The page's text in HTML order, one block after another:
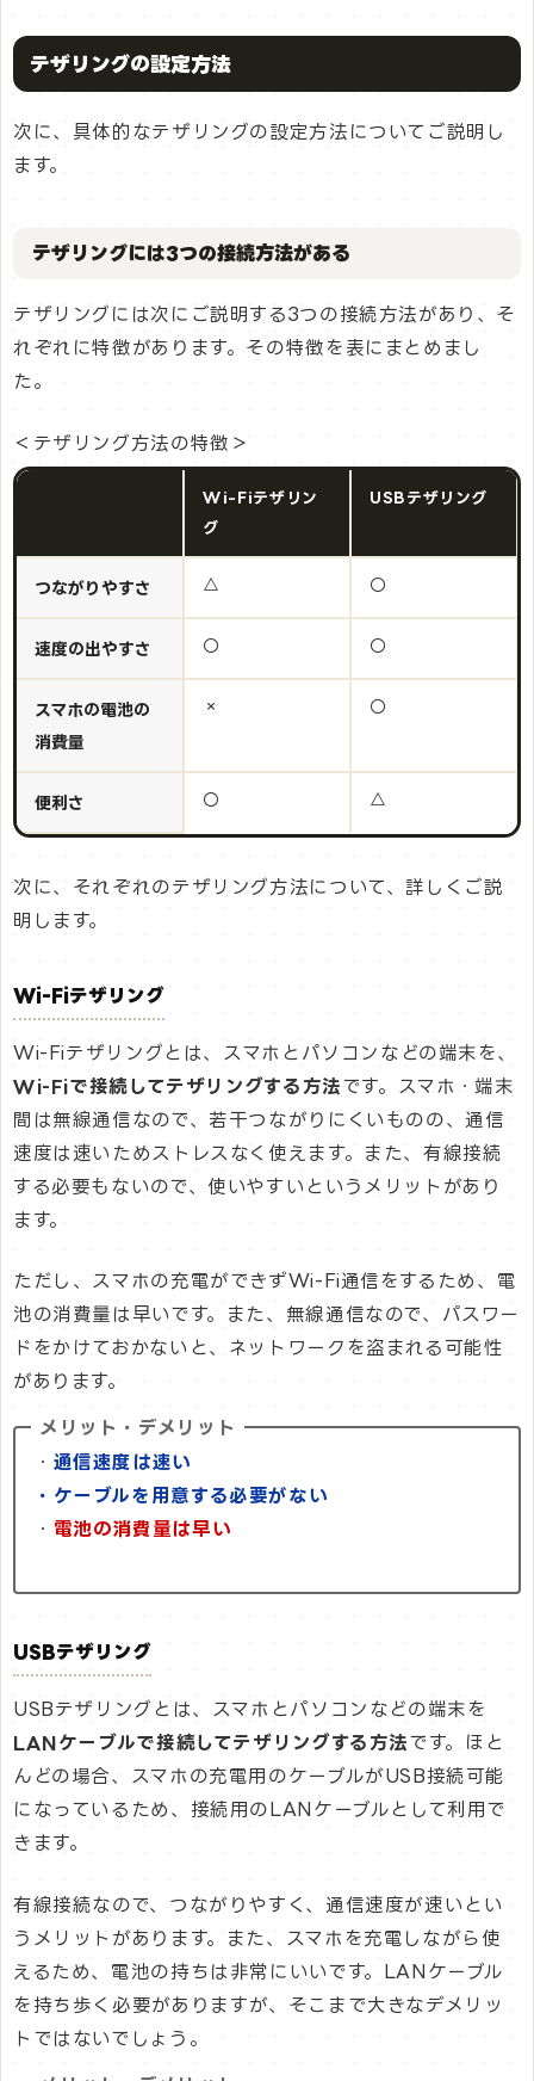
テザリングの設定方法
次に、具体的なテザリングの設定方法についてご説明し
ます。
テザリングには3つの接続方法がある
テザリングには次にご説明する3つの接続方法があり、そ
れぞれに特徴があります。その特徴を表にまとめまし
た。
＜テザリング方法の特徴＞
Wi-Fiテザリン
グ
USBテザリング
つながりやすさ △ 〇
速度の出やすさ 〇 〇
スマホの電池の
消費量
× 〇
便利さ 〇 △
次に、それぞれのテザリング方法について、詳しくご説
明します。
Wi-Fiテザリング
Wi-Fiテザリングとは、スマホとパソコンなどの端末を、
Wi-Fiで接続してテザリングする方法です。スマホ・端末
間は無線通信なので、若干つながりにくいものの、通信
速度は速いためストレスなく使えます。また、有線接続
する必要もないので、使いやすいというメリットがあり
ます。
ただし、スマホの充電ができずWi-Fi通信をするため、電
池の消費量は早いです。また、無線通信なので、パスワー
ドをかけておかないと、ネットワークを盗まれる可能性
があります。
メリット・デメリット
・ 通信速度は速い
・ケーブルを用意する必要がない
・ 電池の消費量は早い
USBテザリング
USBテザリングとは、スマホとパソコンなどの端末を
LANケーブルで接続してテザリングする方法です。ほと
んどの場合、スマホの充電用のケーブルがUSB接続可能
になっているため、接続用のLANケーブルとして利用で
きます。
有線接続なので、つながりやすく、通信速度が速いとい
うメリットがあります。また、スマホを充電しながら使
えるため、電池の持ちは非常にいいです。LANケーブル
を持ち歩く必要がありますが、そこまで大きなデメリッ
トではないでしょう。